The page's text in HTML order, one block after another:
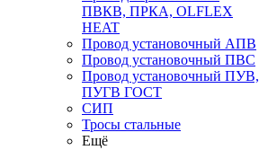
ПВКВ, ПРКА, OLFLEX
HEAT
Провод установочный АПВ
Провод установочный ПВС
Провод установочный ПУВ,
ПУГВ ГОСТ
СИП
Тросы стальные
Ещё